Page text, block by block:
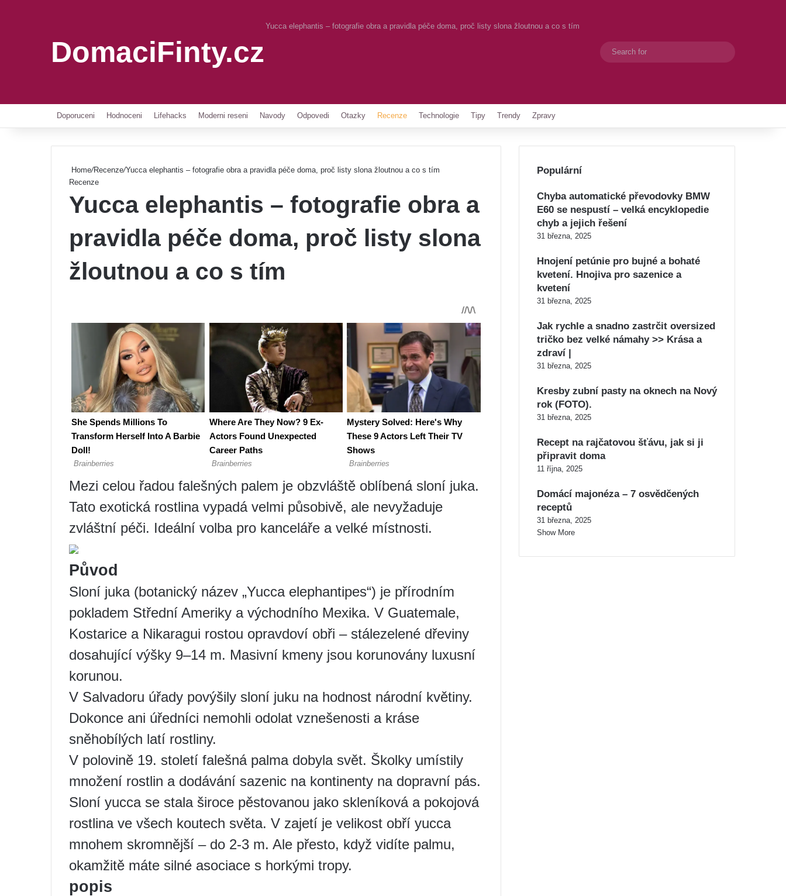
DomaciFinty.cz
Yucca elephantis – fotografie obra a pravidla péče doma, proč listy slona žloutnou a co s tím
Switch skin
Doporuceni Hodnoceni Lifehacks Moderni reseni Navody Odpovedi Otazky Recenze Technologie Tipy Trendy Zpravy
Home/Recenze/Yucca elephantis – fotografie obra a pravidla péče doma, proč listy slona žloutnou a co s tím
Recenze
Yucca elephantis – fotografie obra a
pravidla péče doma, proč listy slona
žloutnou a co s tím
Mezi celou řadou falešných palem je obzvláště oblíbená sloní juka.
Tato exotická rostlina vypadá velmi působivě, ale nevyžaduje
zvláštní péči. Ideální volba pro kanceláře a velké místnosti.
Původ
Sloní juka (botanický název „Yucca elephantipes“) je přírodním
pokladem Střední Ameriky a východního Mexika. V Guatemale,
Kostarice a Nikaragui rostou opravdoví obři – stálezelené dřeviny
dosahující výšky 9–14 m. Masivní kmeny jsou korunovány luxusní
korunou.
V Salvadoru úřady povýšily sloní juku na hodnost národní květiny.
Dokonce ani úředníci nemohli odolat vznešenosti a kráse
sněhobílých latí rostliny.
V polovině 19. století falešná palma dobyla svět. Školky umístily
množení rostlin a dodávání sazenic na kontinenty na dopravní pás.
Sloní yucca se stala široce pěstovanou jako skleníková a pokojová
rostlina ve všech koutech světa. V zajetí je velikost obří yucca
mnohem skromnější – do 2-3 m. Ale přesto, když vidíte palmu,
okamžitě máte silné asociace s horkými tropy.
popis
Populární
Chyba automatické převodovky BMW
E60 se nespustí – velká encyklopedie
chyb a jejich řešení
31 března, 2025
Hnojení petúnie pro bujné a bohaté
kvetení. Hnojiva pro sazenice a
kvetení
31 března, 2025
Jak rychle a snadno zastrčit oversized
tričko bez velké námahy >> Krása a
zdraví |
31 března, 2025
Kresby zubní pasty na oknech na Nový
rok (FOTO).
31 března, 2025
Recept na rajčatovou šťávu, jak si ji
připravit doma
11 října, 2025
Domácí majonéza – 7 osvědčených
receptů
31 března, 2025
Show More